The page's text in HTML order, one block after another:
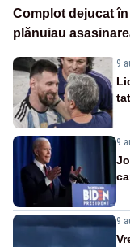
Complot dejucat
plănuiau
9
9
9